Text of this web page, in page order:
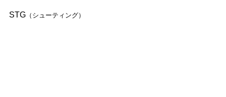
STG （シューティング）